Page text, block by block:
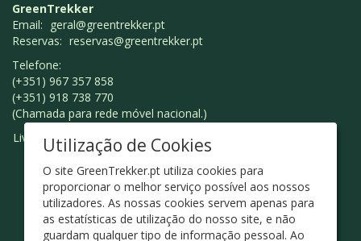
GreenTrekker
Email: geral@greentrekker.pt
Reservas: reservas@greentrekker.pt
Telefone:
(+351) 967 357 858
(+351) 918 738 770
(Chamada para rede móvel nacional.)
Livro de Reclamações
Utilização de Cookies
O site GreenTrekker.pt utiliza cookies para
proporcionar o melhor serviço possível aos nossos
utilizadores. As nossas cookies servem apenas para
as estatísticas de utilização do nosso site, e não
guardam qualquer tipo de informação pessoal. Ao